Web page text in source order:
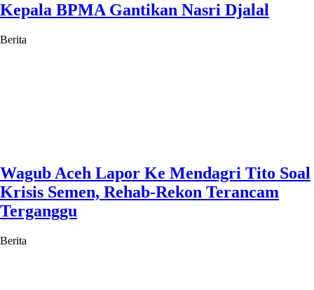
Kepala BPMA Gantikan Nasri Djalal
Berita
Wagub Aceh Lapor Ke Mendagri Tito Soal
Krisis Semen, Rehab-Rekon Terancam
Terganggu
Berita